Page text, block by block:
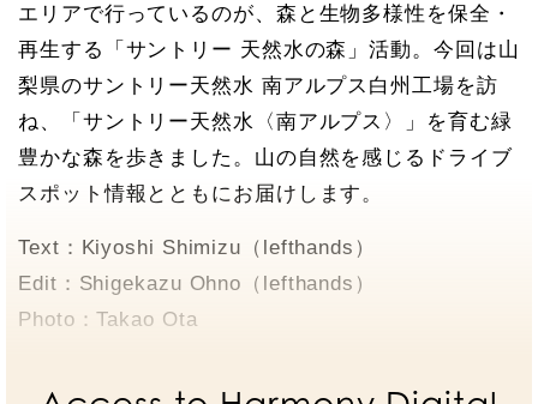
エリアで行っているのが、森と生物多様性を保全・
再生する「サントリー 天然水の森」活動。今回は山
梨県のサントリー天然水 南アルプス白州工場を訪
ね、「サントリー天然水〈南アルプス〉」を育む緑
豊かな森を歩きました。山の自然を感じるドライブ
スポット情報とともにお届けします。
Text：Kiyoshi Shimizu（lefthands）
Edit：Shigekazu Ohno（lefthands）
Photo：Takao Ota